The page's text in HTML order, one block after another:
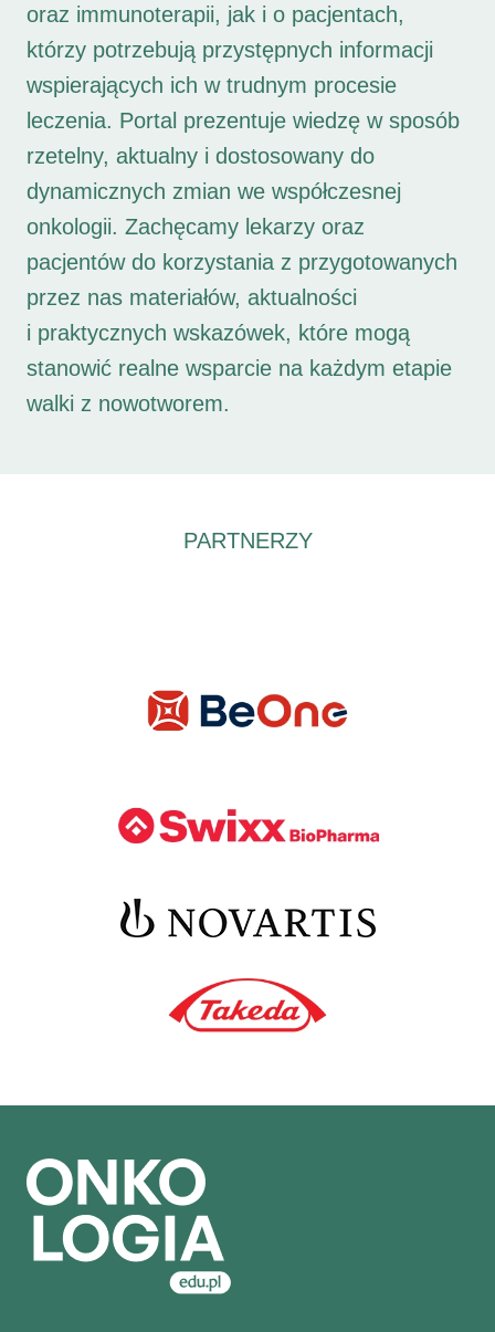
oraz immunoterapii, jak i o pacjentach,
którzy potrzebują przystępnych informacji
wspierających ich w trudnym procesie
leczenia. Portal prezentuje wiedzę w sposób
rzetelny, aktualny i dostosowany do
dynamicznych zmian we współczesnej
onkologii. Zachęcamy lekarzy oraz
pacjentów do korzystania z przygotowanych
przez nas materiałów, aktualności
i praktycznych wskazówek, które mogą
stanowić realne wsparcie na każdym etapie
walki z nowotworem.
PARTNERZY